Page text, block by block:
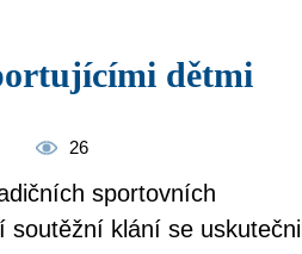
dětmi
26
sportovních
soutěžní klání se